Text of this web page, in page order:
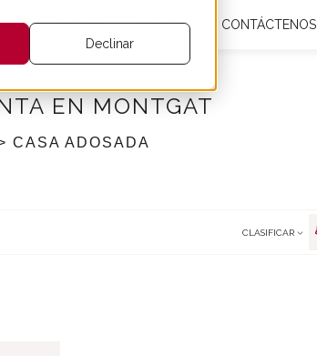
Declinar
BARNES NOTICIAS CONTÁCTENOS
EN MONTGAT
CASA ADOSADA
CLASIFICAR